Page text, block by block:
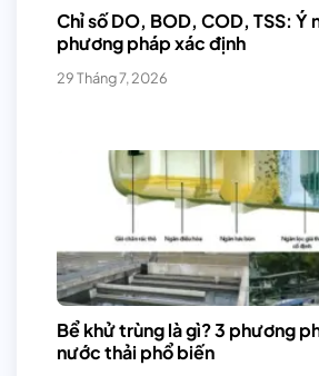
Chỉ số DO, BOD, COD, TSS: Ý
phương pháp xác định
29 Tháng 7, 2026
Bể khử trùng là gì? 3 phương
nước thải phổ biến